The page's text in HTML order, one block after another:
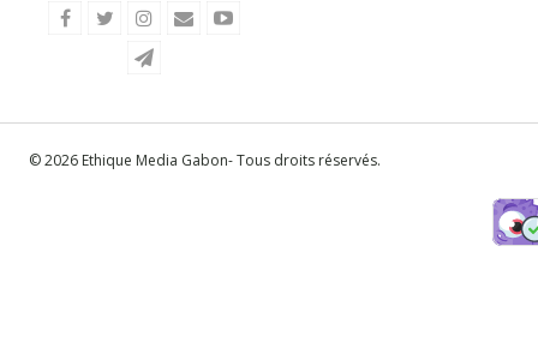
© 2026 Ethique Media Gabon- Tous droits réservés.